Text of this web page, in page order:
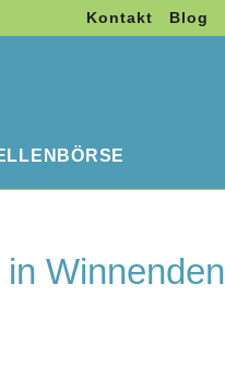
Kontakt Blog
Winnenden